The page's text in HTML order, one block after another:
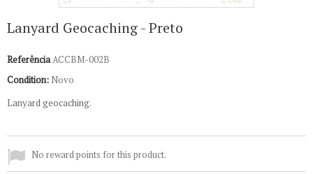
Lanyard Geocaching - Preto
ReferênciaACCBM-002B
Condition: Novo
Lanyard geocaching.
No reward points for this product.